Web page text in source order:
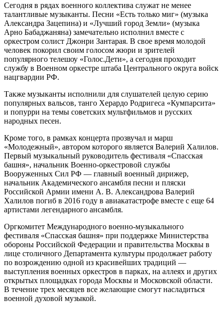
Сегодня в рядах военного коллектива служат не менее
талантливые музыканты. Песни «Есть только миг» (музыка
Александра Зацепина) и «Лучший город Земли» (музыка
Арно Бабаджаняна) замечательно исполнил вместе с
оркестром солист Джонри Зантарая. В свое время молодой
человек покорил своим голосом жюри и зрителей
популярного телешоу «Голос.Дети», а сегодня проходит
службу в Военном оркестре штаба Центрального округа войск
нацгвардии РФ.
Также музыканты исполнили для слушателей целую серию
популярных вальсов, танго Херардо Родригеса «Кумпарсита»
и попурри на темы советских мультфильмов и русских
народных песен.
Кроме того, в рамках концерта прозвучал и марш
«Молодежный», автором которого является Валерий Халилов.
Первый музыкальный руководитель фестиваля «Спасская
башня», начальник Военно-оркестровой службы
Вооруженных Сил РФ — главный военный дирижер,
начальник Академического ансамбля песни и пляски
Российской Армии имени А. В. Александрова Валерий
Халилов погиб в 2016 году в авиакатастрофе вместе с еще 64
артистами легендарного ансамбля.
Оргкомитет Международного военно-музыкального
фестиваля «Спасская башня» при поддержке Министерства
обороны Российской Федерации и правительства Москвы в
лице столичного Департамента культуры продолжает работу
по возрождению одной из красивейших традиций —
выступления военных оркестров в парках, на аллеях и других
открытых площадках города Москвы и Московской области.
В течение трех месяцев все желающие смогут насладиться
военной духовой музыкой.